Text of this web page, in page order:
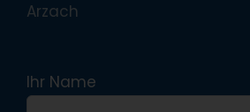
Arzach
Ihr Name